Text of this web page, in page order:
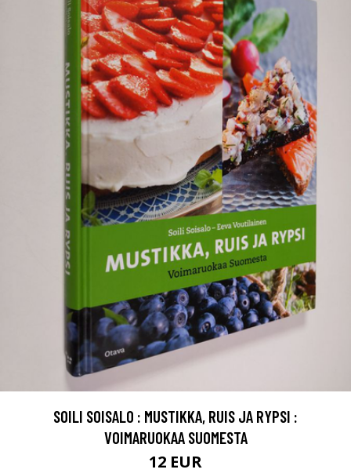
SOILI SOISALO : MUSTIKKA, RUIS JA RYPSI :
VOIMARUOKAA SUOMESTA
12 EUR